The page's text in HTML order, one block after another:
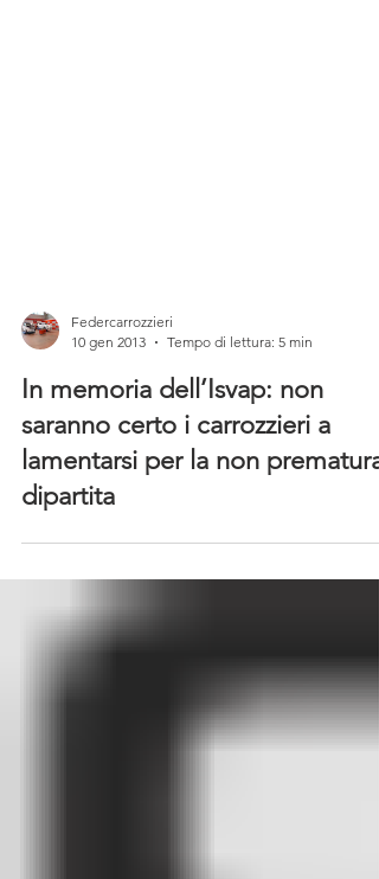
Federcarrozzieri
10 gen 2013
Tempo di lettura: 5 min
In memoria dell’Isvap: non
saranno certo i carrozzieri a
lamentarsi per la non prematura